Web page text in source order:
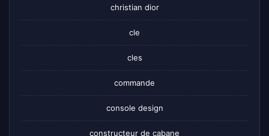
christian dior
cle
cles
commande
console design
constructeur de cabane